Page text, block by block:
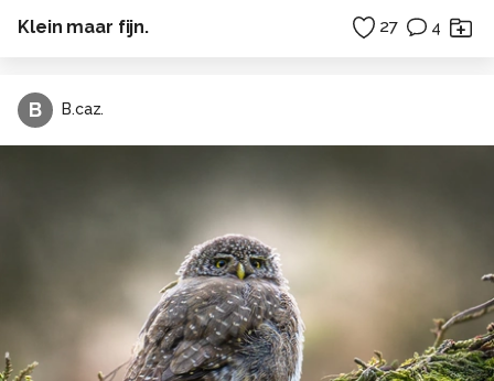
Klein maar fijn. 27 4
B B.caz.